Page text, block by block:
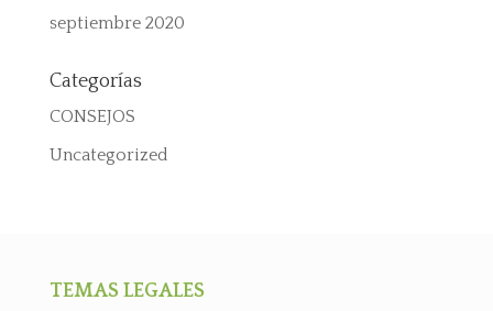
septiembre 2020
Categorías
CONSEJOS
Uncategorized
TEMAS LEGALES